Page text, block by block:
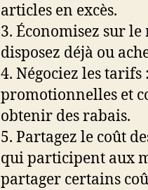
articles en excès.
3. Économisez sur
disposez déjà ou
4. Négociez les
promotionnelles et
obtenir des rabais.
5. Partagez le coût
qui participent aux
partager certains